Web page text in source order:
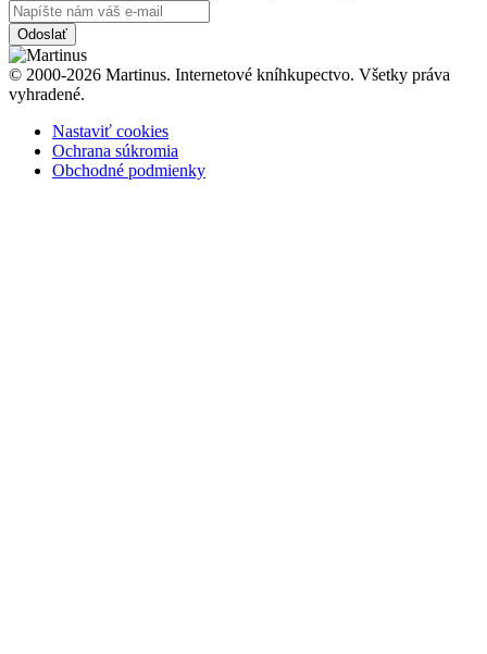
Odoslať
© 2000-2026 Martinus. Internetové kníhkupectvo. Všetky práva
vyhradené.
Nastaviť cookies
Ochrana súkromia
Obchodné podmienky